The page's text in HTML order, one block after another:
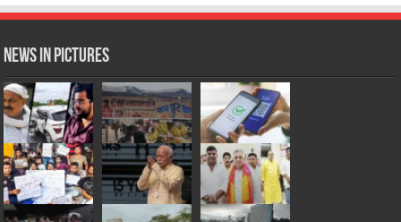
News in Pictures